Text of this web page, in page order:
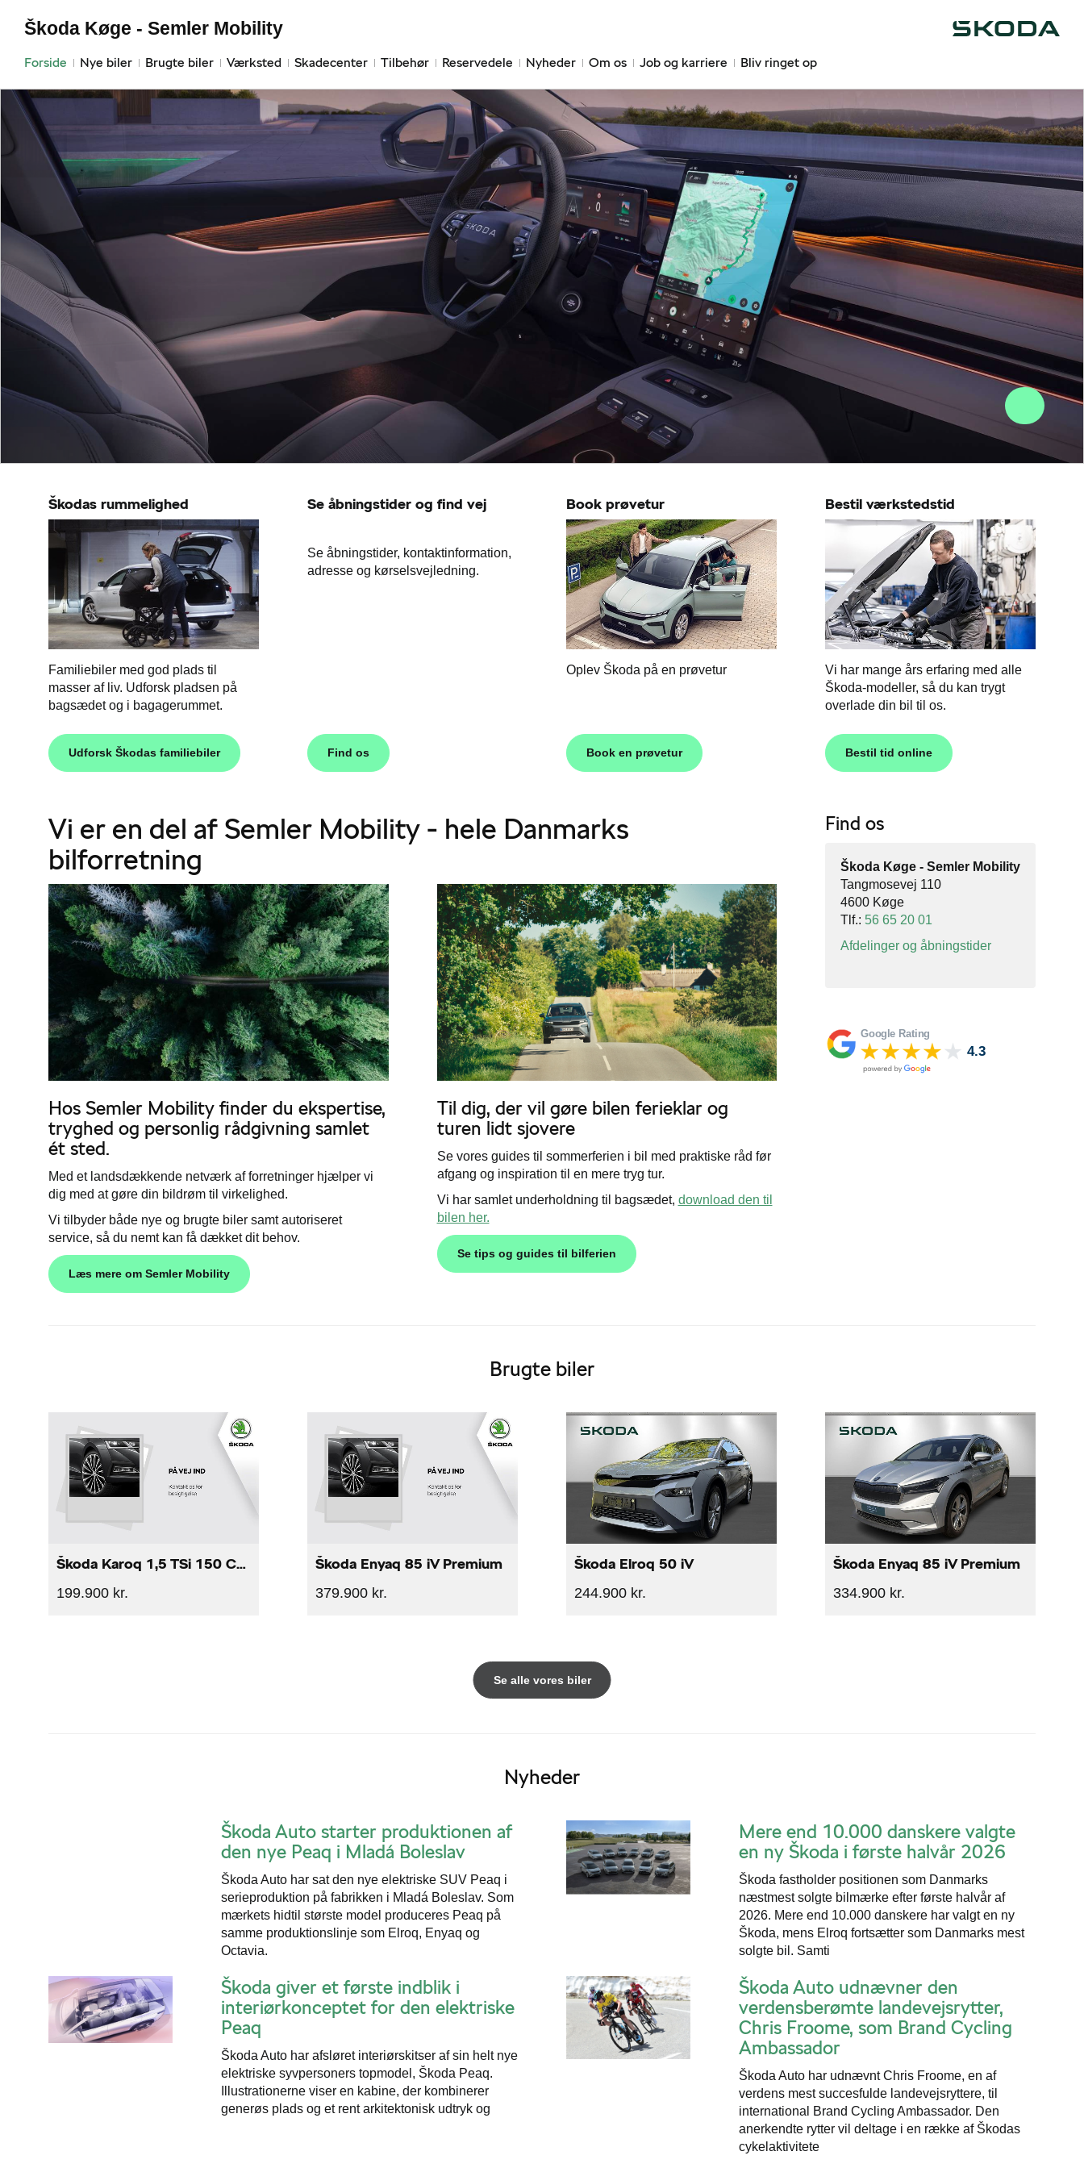
Forside Nye biler Brugte biler Værksted Skadecenter Tilbehør Reservedele Nyheder Om os Job og karriere Bliv ringet op
Škoda Køge - Semler Mobility
Škodas rummelighed
Familiebiler med god plads til
masser af liv. Udforsk pladsen på
bagsædet og i bagagerummet.
Udforsk Škodas familiebiler
Se åbningstider og find vej
Se åbningstider, kontaktinformation,
adresse og kørselsvejledning.
Find os
Book prøvetur
Oplev Škoda på en prøvetur
Book en prøvetur
Bestil værkstedstid
Vi har mange års erfaring med alle
Škoda-modeller, så du kan trygt
overlade din bil til os.
Bestil tid online
Vi er en del af Semler Mobility - hele Danmarks
bilforretning
Hos Semler Mobility finder du ekspertise,
tryghed og personlig rådgivning samlet
ét sted.
Med et landsdækkende netværk af forretninger hjælper vi
dig med at gøre din bildrøm til virkelighed.
Vi tilbyder både nye og brugte biler samt autoriseret
service, så du nemt kan få dækket dit behov.
Læs mere om Semler Mobility
Til dig, der vil gøre bilen ferieklar og
turen lidt sjovere
Se vores guides til sommerferien i bil med praktiske råd før
afgang og inspiration til en mere tryg tur.
Vi har samlet underholdning til bagsædet, download den til
bilen her.
Se tips og guides til bilferien
Find os
Škoda Køge - Semler Mobility
Tangmosevej 110
4600 Køge
Tlf.: 56 65 20 01
Afdelinger og åbningstider
Brugte biler
Škoda Karoq 1,5 TSi 150 Celebration DSG
199.900 kr.
Škoda Enyaq 85 iV Premium
379.900 kr.
Škoda Elroq 50 iV
244.900 kr.
Škoda Enyaq 85 iV Premium
334.900 kr.
Se alle vores biler
Nyheder
Škoda Auto starter produktionen af
den nye Peaq i Mladá Boleslav
Škoda Auto har sat den nye elektriske SUV Peaq i
serieproduktion på fabrikken i Mladá Boleslav. Som
mærkets hidtil største model produceres Peaq på
samme produktionslinje som Elroq, Enyaq og
Octavia.
Mere end 10.000 danskere valgte
en ny Škoda i første halvår 2026
Škoda fastholder positionen som Danmarks
næstmest solgte bilmærke efter første halvår af
2026. Mere end 10.000 danskere har valgt en ny
Škoda, mens Elroq fortsætter som Danmarks mest
solgte bil. Samti
Škoda giver et første indblik i
interiørkonceptet for den elektriske
Peaq
Škoda Auto har afsløret interiørskitser af sin helt nye
elektriske syvpersoners topmodel, Škoda Peaq.
Illustrationerne viser en kabine, der kombinerer
generøs plads og et rent arkitektonisk udtryk og
Škoda Auto udnævner den
verdensberømte landevejsrytter,
Chris Froome, som Brand Cycling
Ambassador
Škoda Auto har udnævnt Chris Froome, en af
verdens mest succesfulde landevejsryttere, til
international Brand Cycling Ambassador. Den
anerkendte rytter vil deltage i en række af Škodas
cykelaktivitete